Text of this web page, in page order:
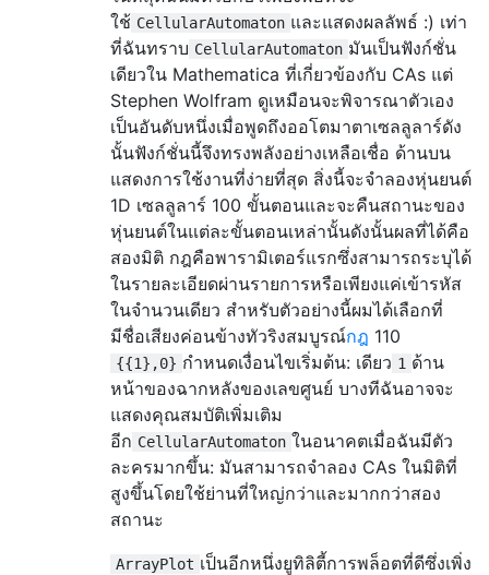
ใช้ CellularAutomaton และแสดงผลลัพธ์ :) เท่า
ที่ฉันทราบ CellularAutomaton มันเป็นฟังก์ชั่น
เดียวใน Mathematica ที่เกี่ยวข้องกับ CAs แต่
Stephen Wolfram ดูเหมือนจะพิจารณาตัวเอง
เป็นอันดับหนึ่งเมื่อพูดถึงออโตมาตาเซลลูลาร์ดัง
นั้นฟังก์ชั่นนี้จึงทรงพลังอย่างเหลือเชื่อ ด้านบน
แสดงการใช้งานที่ง่ายที่สุด สิ่งนี้จะจำลองหุ่นยนต์
1D เซลลูลาร์ 100 ขั้นตอนและจะคืนสถานะของ
หุ่นยนต์ในแต่ละขั้นตอนเหล่านั้นดังนั้นผลที่ได้คือ
สองมิติ กฎคือพารามิเตอร์แรกซึ่งสามารถระบุได้
ในรายละเอียดผ่านรายการหรือเพียงแค่เข้ารหัส
ในจำนวนเดียว สำหรับตัวอย่างนี้ผมได้เลือกที่
มีชื่อเสียงค่อนข้างทัวริงสมบูรณ์กฎ 110
{{1},0} กำหนดเงื่อนไขเริ่มต้น: เดียว 1 ด้าน
หน้าของฉากหลังของเลขศูนย์ บางทีฉันอาจจะ
แสดงคุณสมบัติเพิ่มเติม
อีก CellularAutomaton ในอนาคตเมื่อฉันมีตัว
ละครมากขึ้น: มันสามารถจำลอง CAs ในมิติที่
สูงขึ้นโดยใช้ย่านที่ใหญ่กว่าและมากกว่าสอง
สถานะ
ArrayPlot เป็นอีกหนึ่งยูทิลิตี้การพล็อตที่ดีซึ่งเพิ่ง